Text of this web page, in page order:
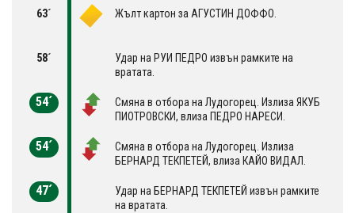
63´ Жълт картон за АГУСТИН ДОФФО.
58´
Удар на РУИ ПЕДРО извън рамките на
вратата.
54´
Смяна в отбора на Лудогорец. Излиза ЯКУБ
ПИОТРОВСКИ, влиза ПЕДРО НАРЕСИ.
54´
Смяна в отбора на Лудогорец. Излиза
БЕРНАРД ТЕКПЕТЕЙ, влиза КАЙО ВИДАЛ.
47´
Удар на БЕРНАРД ТЕКПЕТЕЙ извън рамките
на вратата.